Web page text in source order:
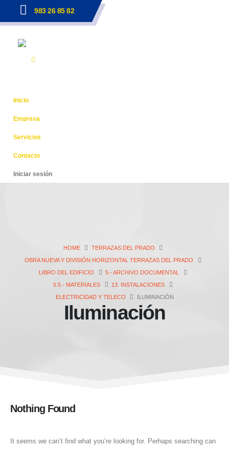
983 26 85 82
Inicio
Empresa
Servicios
Contacto
Iniciar sesión
HOME
TERRAZAS DEL PRADO
OBRA NUEVA Y DIVISIÓN HORIZONTAL TERRAZAS DEL PRADO
LIBRO DEL EDIFICIO
5.- ARCHIVO DOCUMENTAL
5.5.- MATERIALES
13. INSTALACIONES
ELECTRICIDAD Y TELECO
ILUMINACIÓN
Iluminación
Nothing Found
It seems we can’t find what you’re looking for. Perhaps searching can